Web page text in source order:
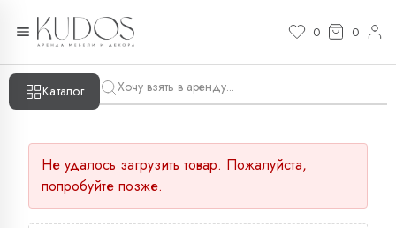
0 0
Каталог
Не удалось загрузить товар. Пожалуйста,
попробуйте позже.